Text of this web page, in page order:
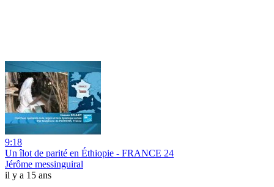
9:18
Un îlot de parité en Éthiopie - FRANCE 24
Jérôme messinguiral
il y a 15 ans